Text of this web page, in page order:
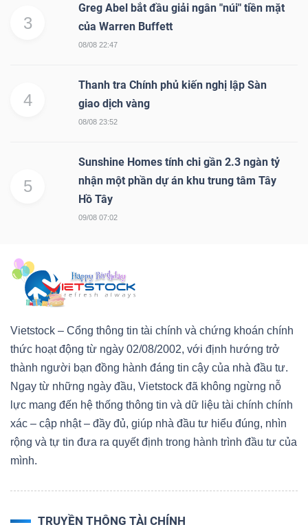
3
Greg Abel bắt đầu giải ngân "núi" tiền mặt
của Warren Buffett
08/08 22:47
4
Thanh tra Chính phủ kiến nghị lập Sàn
giao dịch vàng
08/08 23:52
5
Sunshine Homes tính chi gần 2.3 ngàn tỷ
nhận một phần dự án khu trung tâm Tây
Hồ Tây
09/08 07:02
Vietstock – Cổng thông tin tài chính và chứng khoán chính
thức hoạt động từ ngày 02/08/2002, với định hướng trở
thành người bạn đồng hành đáng tin cậy của nhà đầu tư.
Ngay từ những ngày đầu, Vietstock đã không ngừng nỗ
lực mang đến hệ thống thông tin và dữ liệu tài chính chính
xác – cập nhật – đầy đủ, giúp nhà đầu tư hiểu đúng, nhìn
rộng và tự tin đưa ra quyết định trong hành trình đầu tư của
mình.
TRUYỀN THÔNG TÀI CHÍNH